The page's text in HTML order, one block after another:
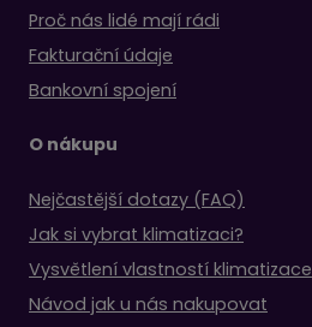
Proč nás lidé mají rádi
Fakturační údaje
Bankovní spojení
O nákupu
Nejčastější dotazy (FAQ)
Jak si vybrat klimatizaci?
Vysvětlení vlastností klimatizace
Návod jak u nás nakupovat